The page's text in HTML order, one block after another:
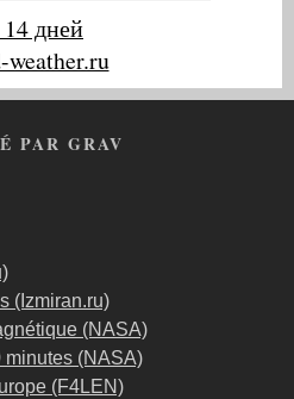
дней
PAR GRAV
(Izmiran.ru)
(NASA)
minutes (NASA)
(F4LEN)